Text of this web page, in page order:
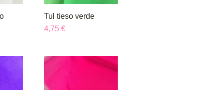
Vista rápida
Tul tieso verde
Precio
4,75 €